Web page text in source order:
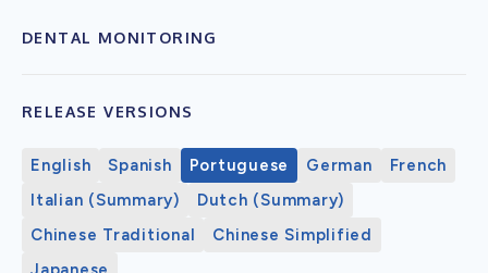
DENTAL MONITORING
RELEASE VERSIONS
English Spanish Portuguese German
French
Italian (Summary)
Dutch (Summary)
Chinese Traditional
Chinese Simplified